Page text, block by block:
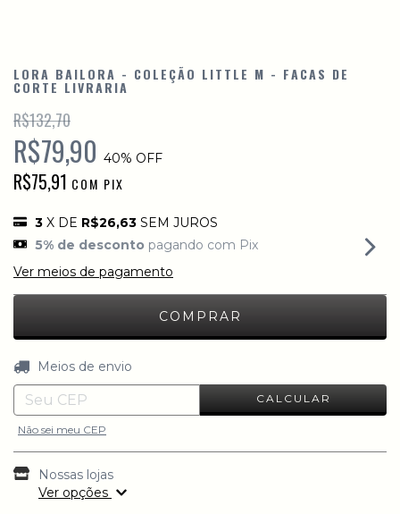
LORA BAILORA - COLEÇÃO LITTLE M - FACAS DE
CORTE LIVRARIA
R$132,70
R$79,90 40% OFF
R$75,91 COM PIX
3 X DE R$26,63 SEM JUROS
5% de desconto pagando com Pix
Ver meios de pagamento
Entregas para o CEP:
Meios de envio
CALCULAR
Não sei meu CEP
Nossas lojas
Ver opções